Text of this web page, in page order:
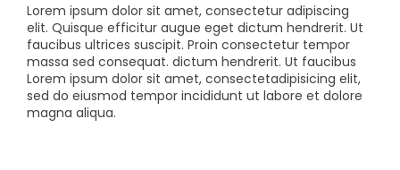
Lorem ipsum dolor sit amet, consectetur adipiscing
elit. Quisque efficitur augue eget dictum hendrerit. Ut
faucibus ultrices suscipit. Proin consectetur tempor
massa sed consequat. dictum hendrerit. Ut faucibus
Lorem ipsum dolor sit amet, consectetadipisicing elit,
sed do eiusmod tempor incididunt ut labore et dolore
magna aliqua.